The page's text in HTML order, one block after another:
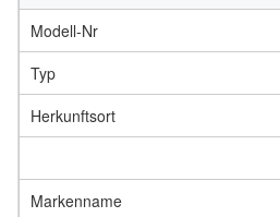
Modell-Nr
Typ
Herkunftsort
Markenname